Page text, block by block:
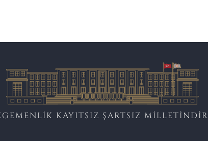
KAYITSIZ ŞARTSIZ MİLLETİNDİR